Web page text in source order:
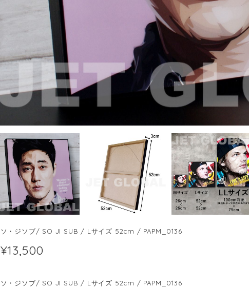
ソ・ジソブ/ SO JI SUB / Lサイズ 52cm / PAPM_0136
¥13,500
ソ・ジソブ/ SO JI SUB / Lサイズ 52cm / PAPM_0136